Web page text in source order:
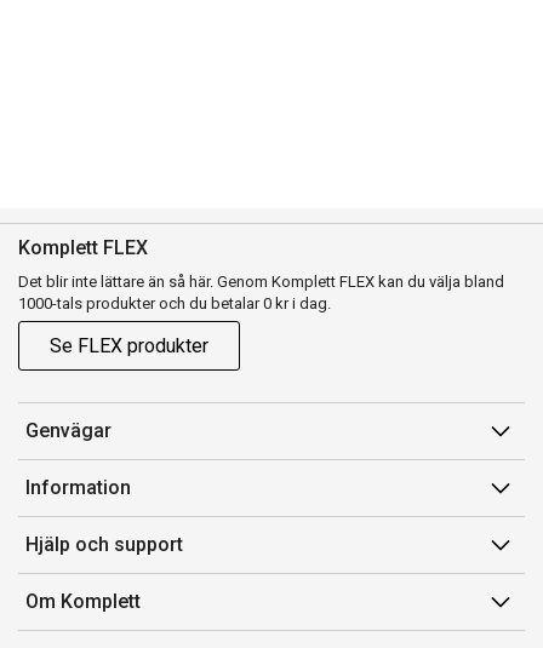
Komplett FLEX
Det blir inte lättare än så här. Genom Komplett FLEX kan du välja bland
1000-tals produkter och du betalar 0 kr i dag.
Se FLEX produkter
Genvägar
Konto
Orderhistorik
Presentkort
Komplett Club
Information
Försäljningsvillkor
Medlemsvillkor for Komplett Club
Lediga tjänster
Hjälp och support
Kontakta oss
Kundservice
Om Komplett